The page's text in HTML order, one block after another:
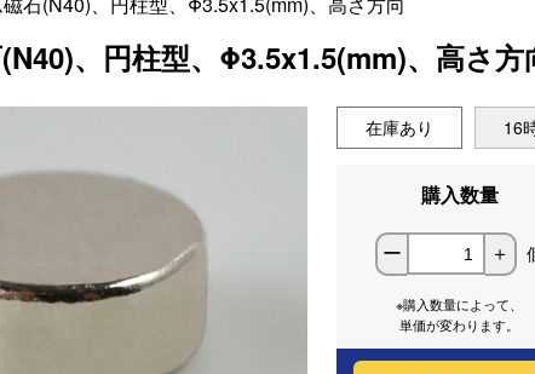
、円柱型、Φ3.5x1.5(mm)、高さ方
在庫あり 16
購入数量
ー ＋
※購入数量によって、
単価が変わります。